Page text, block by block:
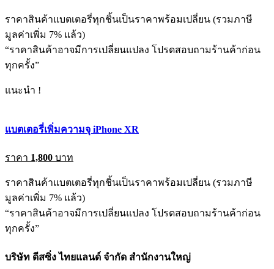
ราคาสินค้าแบตเตอรี่ทุกชิ้นเป็นราคาพร้อมเปลี่ยน (รวมภาษี
มูลค่าเพิ่ม 7% แล้ว)
“ราคาสินค้าอาจมีการเปลี่ยนแปลง โปรดสอบถามร้านค้าก่อน
ทุกครั้ง”
แนะนำ !
แบตเตอรี่เพิ่มความจุ iPhone XR
ราคา 1,800 บาท
ราคาสินค้าแบตเตอรี่ทุกชิ้นเป็นราคาพร้อมเปลี่ยน (รวมภาษี
มูลค่าเพิ่ม 7% แล้ว)
“ราคาสินค้าอาจมีการเปลี่ยนแปลง โปรดสอบถามร้านค้าก่อน
ทุกครั้ง”
บริษัท ดีสซิ่ง ไทยแลนด์ จำกัด สำนักงานใหญ่